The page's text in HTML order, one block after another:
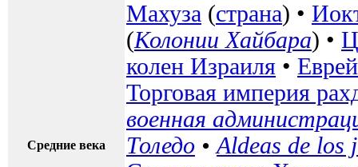
Средние века
Махуза (страна) •
(Колонии Хайбара) •
колен Израиля •
Торговая империя
военная
Толедо • Aldeas de los